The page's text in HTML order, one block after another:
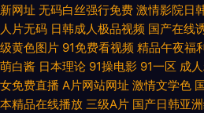
新网址 无码白丝强行免费 激情影院日
人片无码 日韩成人极品视频 国产在线
级黄色图片 91免费看视频 精品午夜福
萌白酱 日本理论 91操电影 91一区 成
女免费直播 A片网站网址 激情文学色
本精品在线播放 三级A片 国产日韩亚